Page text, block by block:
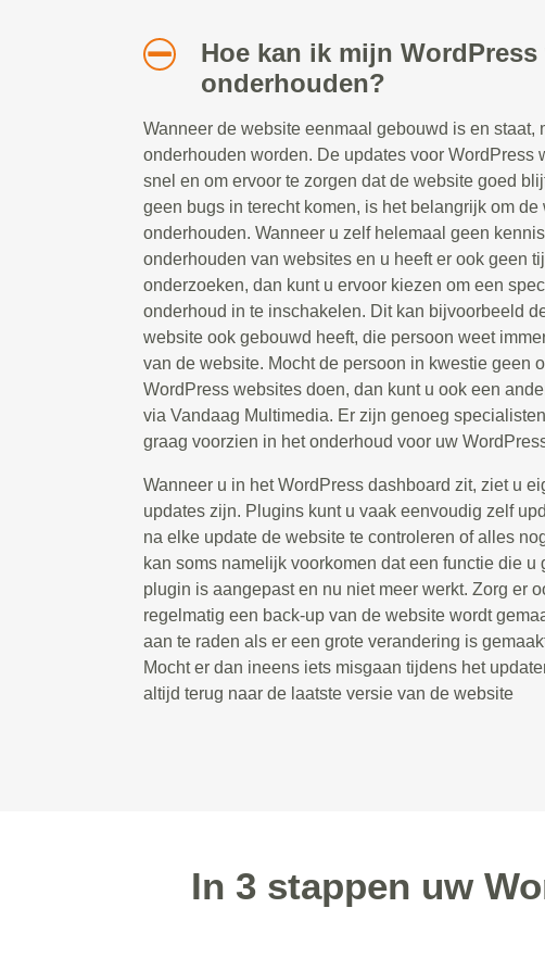
Hoe kan ik mijn
onderhouden?
Wanneer de website eenmaal gebouwd is en staat,
onderhouden worden. De updates voor WordPress
snel en om ervoor te zorgen dat de website goed
geen bugs in terecht komen, is het belangrijk om de
onderhouden. Wanneer u zelf helemaal geen
onderhouden van websites en u heeft er ook geen
onderzoeken, dan kunt u ervoor kiezen om een
onderhoud in te inschakelen. Dit kan bijvoorbeeld
website ook gebouwd heeft, die persoon weet
van de website. Mocht de persoon in kwestie geen
WordPress websites doen, dan kunt u ook een
via Vandaag Multimedia. Er zijn genoeg
graag voorzien in het onderhoud voor uw
Wanneer u in het WordPress dashboard zit, ziet u
updates zijn. Plugins kunt u vaak eenvoudig zelf
na elke update de website te controleren of alles
kan soms namelijk voorkomen dat een functie die u
plugin is aangepast en nu niet meer werkt. Zorg er
regelmatig een back-up van de website wordt
aan te raden als er een grote verandering is
Mocht er dan ineens iets misgaan tijdens het
altijd terug naar de laatste versie van de website
In 3 stappen uw